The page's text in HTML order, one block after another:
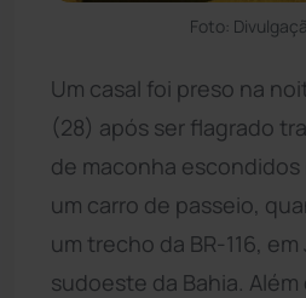
Foto:
Um casal foi preso na
(28) após ser flagrado
de maconha
um carro de passeio,
um trecho da BR-116,
sudoeste da Bahia. Além